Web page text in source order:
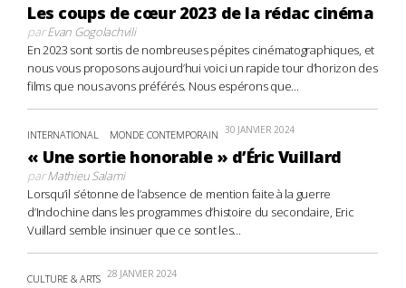
Les coups de cœur 2023 de la rédac cinéma
parEvan Gogolachvili
En 2023 sont sortis de nombreuses pépites cinématographiques, et
nous vous proposons aujourd’hui voici un rapide tour d’horizon des
films que nous avons préférés. Nous espérons que...
INTERNATIONAL MONDE CONTEMPORAIN 30 JANVIER 2024
« Une sortie honorable » d’Éric Vuillard
parMathieu Salami
Lorsqu’il s’étonne de l’absence de mention faite à la guerre
d’Indochine dans les programmes d’histoire du secondaire, Eric
Vuillard semble insinuer que ce sont les...
CULTURE & ARTS 28 JANVIER 2024